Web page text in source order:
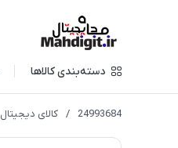
دسته‌بندی کالاها
24993684
/ کالای دیجیتال